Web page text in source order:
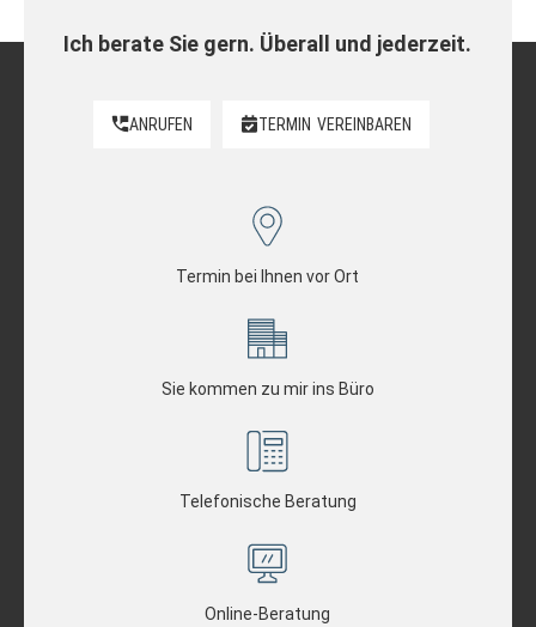
Ich berate Sie gern. Überall und jederzeit.
ANRUFEN TERMIN VEREINBAREN
Termin bei Ihnen vor Ort
Sie kommen zu mir ins Büro
Telefonische Beratung
Online-Beratung